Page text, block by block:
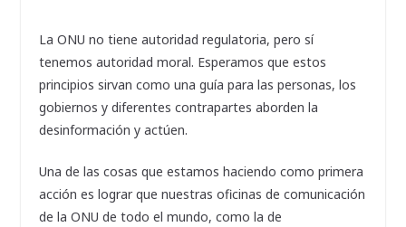
La ONU no tiene autoridad regulatoria, pero sí
tenemos autoridad moral. Esperamos que estos
principios sirvan como una guía para las personas, los
gobiernos y diferentes contrapartes aborden la
desinformación y actúen.
Una de las cosas que estamos haciendo como primera
acción es lograr que nuestras oficinas de comunicación
de la ONU de todo el mundo, como la de